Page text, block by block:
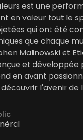
est une
en valeur tout le
qui ont été
que chaque
Malinowski et
et développée
en avant
l'avenir de